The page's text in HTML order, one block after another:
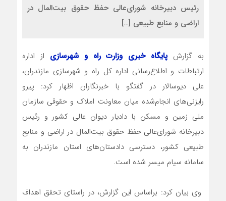
رئیس دبیرخانه شورای‌عالی حفظ حقوق بیت‌المال در
اراضی و منابع طبیعی […]
به گزارشپایگاه خبری وزارت راه و شهرسازی از اداره
ارتباطات و اطلاع‌رسانی اداره کل راه و شهرسازی مازندران،
علی دیوسالار در گفتگو با خبرنگاران اظهار کرد: پیرو
رایزنی‌های انجام‌شده میان معاونت املاک و حقوقی سازمان
ملی زمین و مسکن با دادیار دیوان عالی کشور و رئیس
دبیرخانه شورای‌عالی حفظ حقوق بیت‌المال در اراضی و منابع
طبیعی کشور، دسترسی دادستان‌های استان مازندران به
سامانه سیام میسر شده است.
وی بیان کرد: براساس این گزارش، در راستای تحقق اهداف